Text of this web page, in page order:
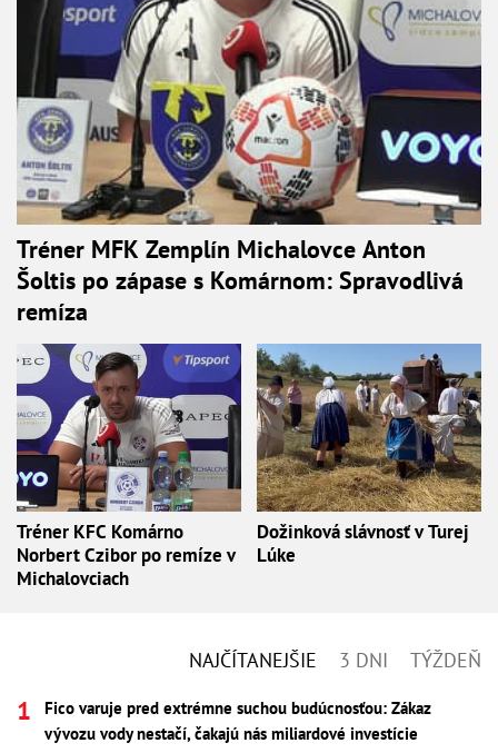
Tréner MFK Zemplín Michalovce Anton
Šoltis po zápase s Komárnom: Spravodlivá
remíza
Tréner KFC Komárno
Norbert Czibor po remíze v
Michalovciach
Dožinková slávnosť v Turej
Lúke
NAJČÍTANEJŠIE 3 DNI TÝŽDEŇ
Fico varuje pred extrémne suchou budúcnosťou: Zákaz
vývozu vody nestačí, čakajú nás miliardové investície